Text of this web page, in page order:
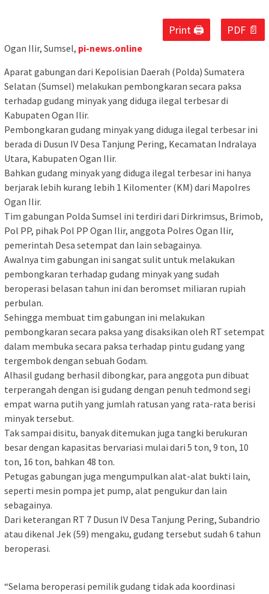
Print 🖨 PDF 📄
Ogan Ilir, Sumsel, pi-news.online
Aparat gabungan dari Kepolisian Daerah (Polda) Sumatera
Selatan (Sumsel) melakukan pembongkaran secara paksa
terhadap gudang minyak yang diduga ilegal terbesar di
Kabupaten Ogan Ilir.
Pembongkaran gudang minyak yang diduga ilegal terbesar ini
berada di Dusun IV Desa Tanjung Pering, Kecamatan Indralaya
Utara, Kabupaten Ogan Ilir.
Bahkan gudang minyak yang diduga ilegal terbesar ini hanya
berjarak lebih kurang lebih 1 Kilomenter (KM) dari Mapolres
Ogan Ilir.
Tim gabungan Polda Sumsel ini terdiri dari Dirkrimsus, Brimob,
Pol PP, pihak Pol PP Ogan Ilir, anggota Polres Ogan Ilir,
pemerintah Desa setempat dan lain sebagainya.
Awalnya tim gabungan ini sangat sulit untuk melakukan
pembongkaran terhadap gudang minyak yang sudah
beroperasi belasan tahun ini dan beromset miliaran rupiah
perbulan.
Sehingga membuat tim gabungan ini melakukan
pembongkaran secara paksa yang disaksikan oleh RT setempat
dalam membuka secara paksa terhadap pintu gudang yang
tergembok dengan sebuah Godam.
Alhasil gudang berhasil dibongkar, para anggota pun dibuat
terperangah dengan isi gudang dengan penuh tedmond segi
empat warna putih yang jumlah ratusan yang rata-rata berisi
minyak tersebut.
Tak sampai disitu, banyak ditemukan juga tangki berukuran
besar dengan kapasitas bervariasi mulai dari 5 ton, 9 ton, 10
ton, 16 ton, bahkan 48 ton.
Petugas gabungan juga mengumpulkan alat-alat bukti lain,
seperti mesin pompa jet pump, alat pengukur dan lain
sebagainya.
Dari keterangan RT 7 Dusun IV Desa Tanjung Pering, Subandrio
atau dikenal Jek (59) mengaku, gudang tersebut sudah 6 tahun
beroperasi.
“Selama beroperasi pemilik gudang tidak ada koordinasi